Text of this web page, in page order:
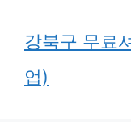
강북구 무료
업)